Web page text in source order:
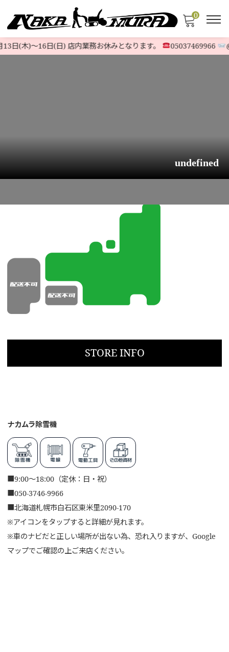
0
日(木)〜16日(日) 店内業務お休みとなります。 05037469966
undefined
STORE INFO
ナカムラ除雪機
■9:00～18:00（定休：日・祝）
■050-3746-9966
■北海道札幌市白石区東米里2090-170
※アイコンをタップすると詳細が見れます。
※車のナビだと正しい場所が出ない為、恐れ入りますが、Google
マップでご確認の上ご来店ください。